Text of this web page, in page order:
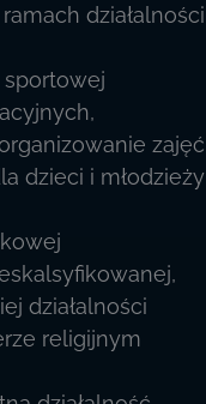
działalności
zajęć
dzieci i młodzieży
działalności
religijnym